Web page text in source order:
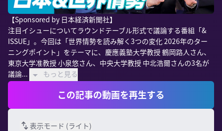
【Sponsored by 日本経済新聞社】
注目イシューについてラウンドテーブル形式で議論する番組「&
ISSUE」。今回は「世界情勢を読み解く3つの変化 2026年のター
ニングポイント」をテーマに、慶應義塾大学教授 鶴岡路人さん、
東京大学准教授 小泉悠さん、中央大学教授 中北浩爾さんの3名が
議論...
もっと見る
この記事の動画を再生する
表示モード (ライト)